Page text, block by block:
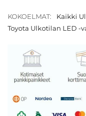
KOKOELMAT: Kaikki
Toyota Ulkotilan LED -